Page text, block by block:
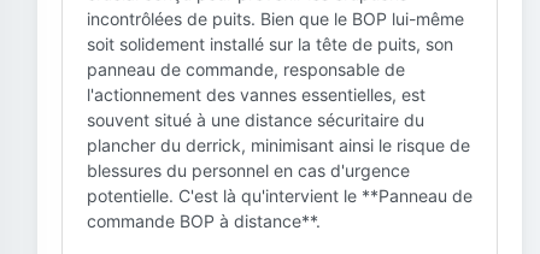
incontrôlées de puits. Bien que le BOP lui-même
soit solidement installé sur la tête de puits, son
panneau de commande, responsable de
l'actionnement des vannes essentielles, est
souvent situé à une distance sécuritaire du
plancher du derrick, minimisant ainsi le risque de
blessures du personnel en cas d'urgence
potentielle. C'est là qu'intervient le **Panneau de
commande BOP à distance**.